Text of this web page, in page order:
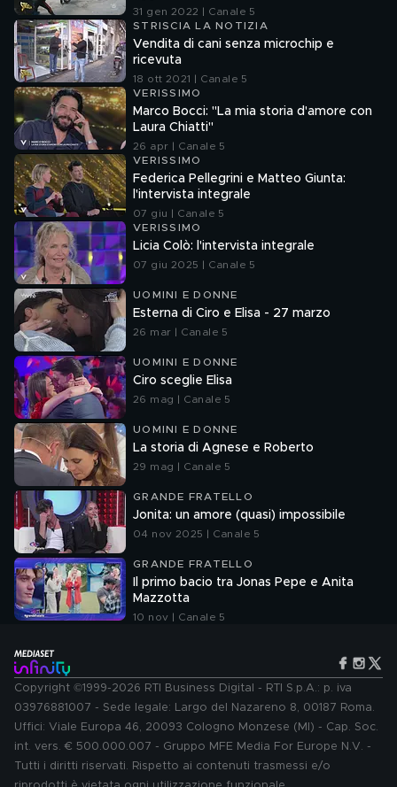
31 gen 2022 | Canale 5
STRISCIA LA NOTIZIA
Vendita di cani senza microchip e
ricevuta
18 ott 2021 | Canale 5
VERISSIMO
Marco Bocci: "La mia storia d'amore con
Laura Chiatti"
26 apr | Canale 5
VERISSIMO
Federica Pellegrini e Matteo Giunta:
l'intervista integrale
07 giu | Canale 5
VERISSIMO
Licia Colò: l'intervista integrale
07 giu 2025 | Canale 5
UOMINI E DONNE
Esterna di Ciro e Elisa - 27 marzo
26 mar | Canale 5
UOMINI E DONNE
Ciro sceglie Elisa
26 mag | Canale 5
UOMINI E DONNE
La storia di Agnese e Roberto
29 mag | Canale 5
GRANDE FRATELLO
Jonita: un amore (quasi) impossibile
04 nov 2025 | Canale 5
GRANDE FRATELLO
Il primo bacio tra Jonas Pepe e Anita
Mazzotta
10 nov | Canale 5
Copyright ©1999-2026 RTI Business Digital - RTI S.p.A.: p. iva
03976881007 - Sede legale: Largo del Nazareno 8, 00187 Roma.
Uffici: Viale Europa 46, 20093 Cologno Monzese (MI) - Cap. Soc.
int. vers. € 500.000.007 - Gruppo MFE Media For Europe N.V. -
Tutti i diritti riservati. Rispetto ai contenuti trasmessi e/o